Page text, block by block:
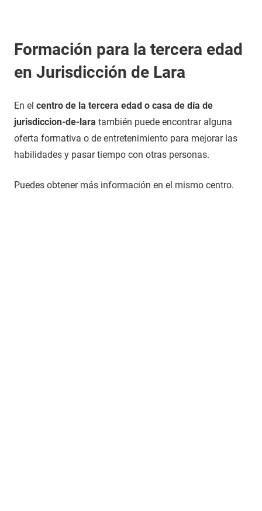
Formación para la tercera edad
en Jurisdicción de Lara
En el centro de la tercera edad o casa de día de
jurisdiccion-de-lara también puede encontrar alguna
oferta formativa o de entretenimiento para mejorar las
habilidades y pasar tiempo con otras personas.
Puedes obtener más información en el mismo centro.